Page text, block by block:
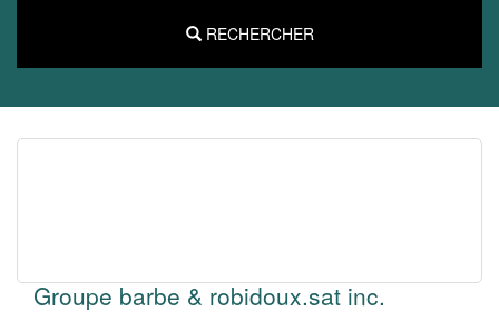
RECHERCHER
Groupe barbe & robidoux.sat inc.